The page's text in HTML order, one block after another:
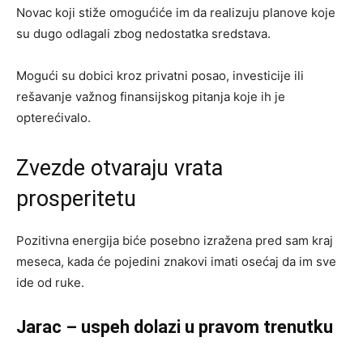
Novac koji stiže omogućiće im da realizuju planove koje
su dugo odlagali zbog nedostatka sredstava.
Mogući su dobici kroz privatni posao, investicije ili
rešavanje važnog finansijskog pitanja koje ih je
opterećivalo.
Zvezde otvaraju vrata
prosperitetu
Pozitivna energija biće posebno izražena pred sam kraj
meseca, kada će pojedini znakovi imati osećaj da im sve
ide od ruke.
Jarac – uspeh dolazi u pravom trenutku